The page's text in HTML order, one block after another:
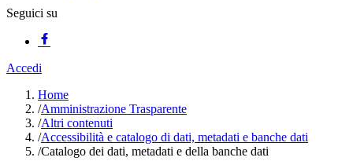
Seguici su
Accedi
Home
/Amministrazione Trasparente
/Altri contenuti
/Accessibilità e catalogo di dati, metadati e banche dati
/Catalogo dei dati, metadati e della banche dati